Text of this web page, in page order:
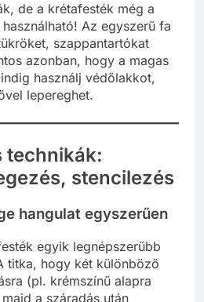
de a krétafesték még a
Az egyszerű fa
szappantartókat
azonban, hogy a magas
használj védőlakkot,
lepereghet.
technikák:
stencilezés
hangulat egyszerűen
egyik legnépszerűbb
titka, hogy két különböző
(pl. krémszínű alapra
a száradás után